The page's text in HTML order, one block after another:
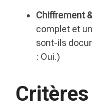
Chiffrement
complet et
sont-ils
: Oui.)